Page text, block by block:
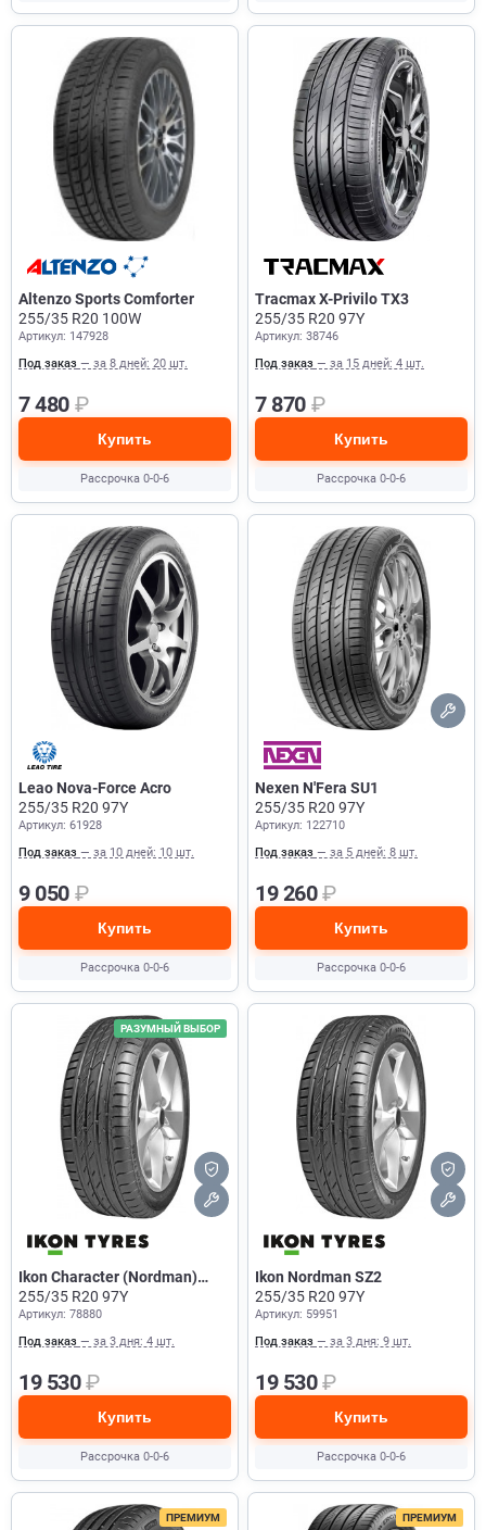
Altenzo Sports Comforter
255/35 R20 100W
Артикул: 147928
Под заказ — за 8 дней: 20 шт.
7 480 ₽
Купить
Рассрочка 0-0-6
Tracmax X-Privilo TX3
255/35 R20 97Y
Артикул: 38746
Под заказ — за 15 дней: 4 шт.
7 870 ₽
Купить
Рассрочка 0-0-6
Leao Nova-Force Acro
255/35 R20 97Y
Артикул: 61928
Под заказ — за 10 дней: 10 шт.
9 050 ₽
Купить
Рассрочка 0-0-6
Nexen N'Fera SU1
255/35 R20 97Y
Артикул: 122710
Под заказ — за 5 дней: 8 шт.
19 260₽
Купить
Рассрочка 0-0-6
РАЗУМНЫЙ ВЫБОР
Ikon Character (Nordman)
Ultra
255/35 R20 97Y
Артикул: 78880
Под заказ — за 3 дня: 4 шт.
19 530₽
Купить
Рассрочка 0-0-6
Ikon Nordman SZ2
255/35 R20 97Y
Артикул: 59951
Под заказ — за 3 дня: 9 шт.
19 530₽
Купить
Рассрочка 0-0-6
ПРЕМИУМ ПРЕМИУМ